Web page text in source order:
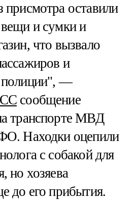
присмотра оставили
и сумки и
что вызвало
и
полиции", —
сообщение
транспорте МВД
Находки оцепили
с собакой для
но хозяева
до его прибытия.